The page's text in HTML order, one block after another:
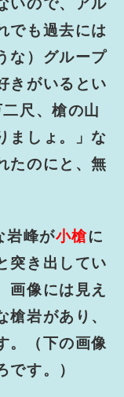
いので、アル
でも過去には
な）グループ
きがいるとい
尺、槍の山
ましょ。」な
たのにと、無
岩峰が小槍に
突き出してい
画像には見え
槍岩があり、
。（下の画像
です。）